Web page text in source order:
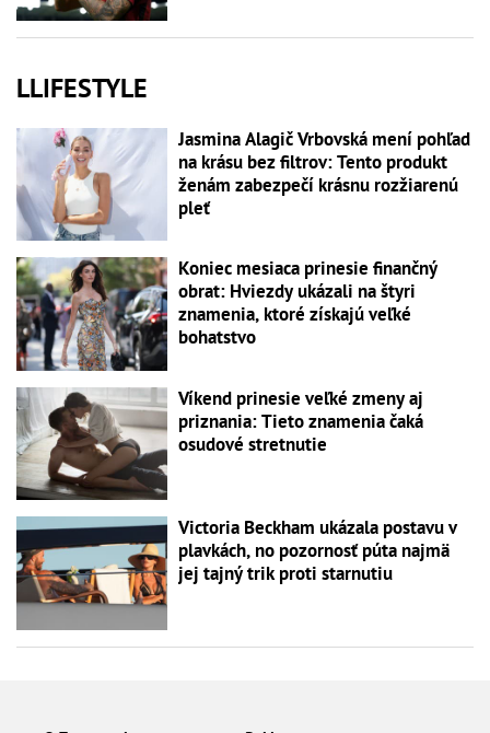
LLIFESTYLE
Jasmina Alagič Vrbovská mení pohľad
na krásu bez filtrov: Tento produkt
ženám zabezpečí krásnu rozžiarenú
pleť
Koniec mesiaca prinesie finančný
obrat: Hviezdy ukázali na štyri
znamenia, ktoré získajú veľké
bohatstvo
Víkend prinesie veľké zmeny aj
priznania: Tieto znamenia čaká
osudové stretnutie
Victoria Beckham ukázala postavu v
plavkách, no pozornosť púta najmä
jej tajný trik proti starnutiu